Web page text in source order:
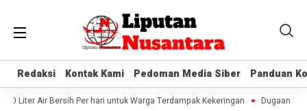
Redaksi Kontak Kami Pedoman Media Siber Panduan
Redaksi Kontak Kami Pedoman Media Siber Panduan
Liter Air Bersih Per hari untuk Warga Terdampak Kekeringan Dugaan